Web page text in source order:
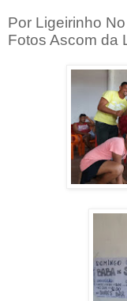
Por Ligeirinho
Fotos Ascom da